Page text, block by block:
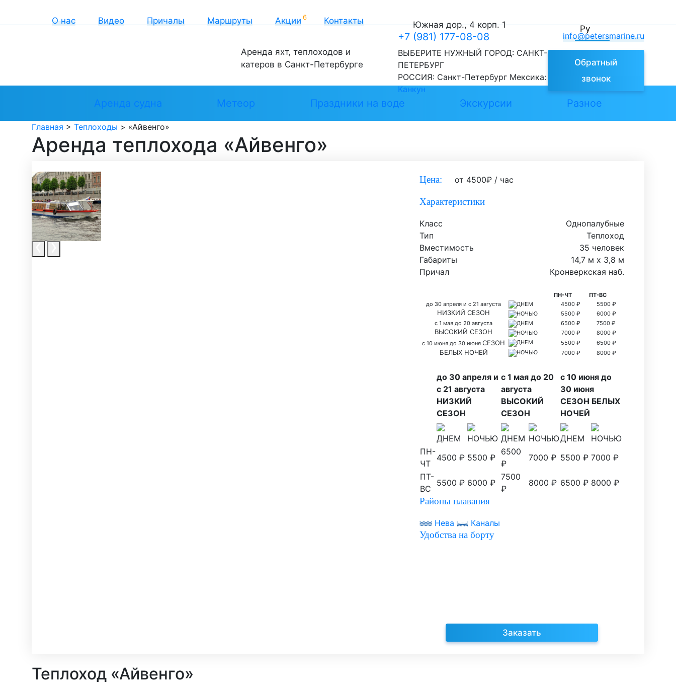
О нас Видео Причалы Маршруты Акции Контакты Южная дор., 4 корп. 1 Ру
Аренда яхт, теплоходов и
катеров в Санкт-Петербурге
+7 (981) 177-08-08
ВЫБЕРИТЕ НУЖНЫЙ ГОРОД: САНКТ-
ПЕТЕРБУРГ
РОССИЯ: Санкт-Петербург Мексика:
Канкун
info@petersmarine.ru
Обратный
звонок
Аренда судна Метеор Праздники на воде Экскурсии Разное
Главная > Теплоходы > «Айвенго»
Аренда теплохода «Айвенго»
Цена: от 4500₽ / час
Характеристики
Класс
Однопалубные
Тип
Теплоход
Вместимость
35 человек
Габариты
14,7 м х 3,8 м
Причал
Кронверкская наб.
ПН-ЧТ
ПТ-ВС
до 30 апреля и с 21 августа
НИЗКИЙ СЕЗОН
ДНЕМ 4500 ₽
5500 ₽
НОЧЬЮ
5500 ₽
6000 ₽
с 1 мая до 20 августа
ВЫСОКИЙ СЕЗОН
ДНЕМ 6500 ₽
7500 ₽
НОЧЬЮ
7000 ₽
8000 ₽
с 10 июня до 30 июняСЕЗОН
БЕЛЫХ НОЧЕЙ
ДНЕМ 5500 ₽
6500 ₽
НОЧЬЮ
7000 ₽ 8000 ₽
до 30 апреля и
с 21 августа
НИЗКИЙ
СЕЗОН
с 1 мая до 20
августа
ВЫСОКИЙ
СЕЗОН
с 10 июня до
30 июня
СЕЗОН БЕЛЫХ
НОЧЕЙ
ДНЕМ НОЧЬЮ ДНЕМ НОЧЬЮДНЕМ
НОЧЬЮ
ПН-
ЧТ
4500 ₽ 5500 ₽
6500
₽
7000 ₽ 5500 ₽ 7000 ₽
ПТ-
ВС
5500 ₽ 6000 ₽
7500
₽
8000 ₽ 6500 ₽ 8000 ₽
Районы плавания
Нева Каналы
Удобства на борту
Заказать
Теплоход «Айвенго»